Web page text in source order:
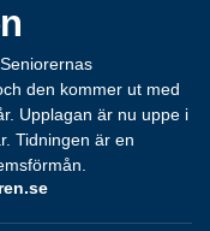
den kommer ut med
Upplagan är nu uppe i
Tidningen är en